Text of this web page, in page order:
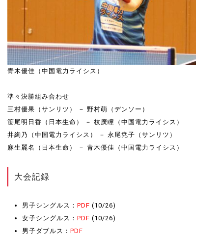
青木優佳（中国電力ライシス）
準々決勝組み合わせ
三村優果（サンリツ） － 野村萌（デンソー）
笹尾明日香（日本生命） － 枝廣瞳（中国電力ライシス）
井絢乃（中国電力ライシス） － 永尾尭子（サンリツ）
麻生麗名（日本生命） － 青木優佳（中国電力ライシス）
大会記録
男子シングルス： PDF (10/26)
女子シングルス： PDF (10/26)
男子ダブルス： PDF